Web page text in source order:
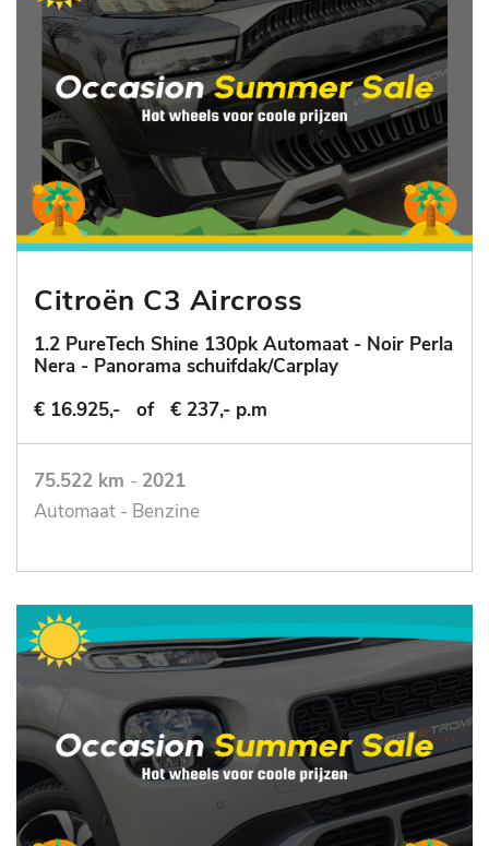
Citroën C3 Aircross
1.2 PureTech Shine 130pk Automaat - Noir Perla
Nera - Panorama schuifdak/Carplay
€ 16.925,-
of € 237,- p.m
75.522 km - 2021
Automaat - Benzine